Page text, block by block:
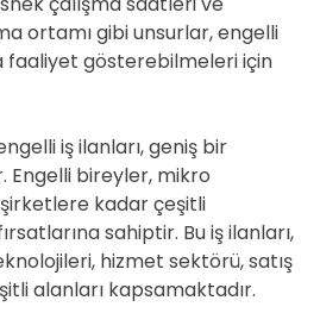
ortamı gibi unsurlar, engelli
faaliyet gösterebilmeleri için
iş ilanları, geniş bir
Engelli bireyler, mikro
kadar çeşitli
sahiptir. Bu iş ilanları,
hizmet sektörü, satış
alanları kapsamaktadır.